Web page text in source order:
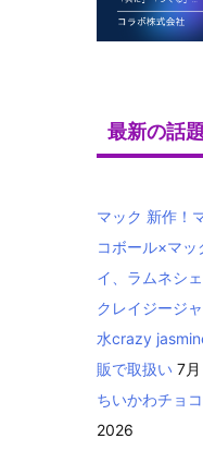
最新の話題
マック 新作！
コボール×マ
イ、ラムネシ
クレイジージ
水crazy
販で取扱い 7
ちいかわチョ
2026